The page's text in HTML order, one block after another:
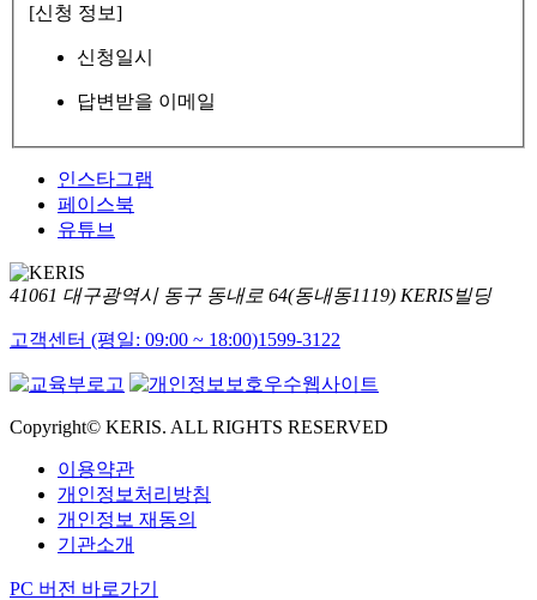
[신청 정보]
신청일시
답변받을 이메일
인스타그램
페이스북
유튜브
41061 대구광역시 동구 동내로 64(동내동1119) KERIS빌딩
고객센터 (평일: 09:00 ~ 18:00)1599-3122
Copyright© KERIS. ALL RIGHTS RESERVED
이용약관
개인정보처리방침
개인정보 재동의
기관소개
PC 버전 바로가기